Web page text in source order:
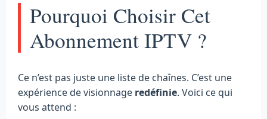
Pourquoi Choisir Cet
Abonnement IPTV ?
Ce n’est pas juste une liste de chaînes. C’est une
expérience de visionnage redéfinie. Voici ce qui
vous attend :